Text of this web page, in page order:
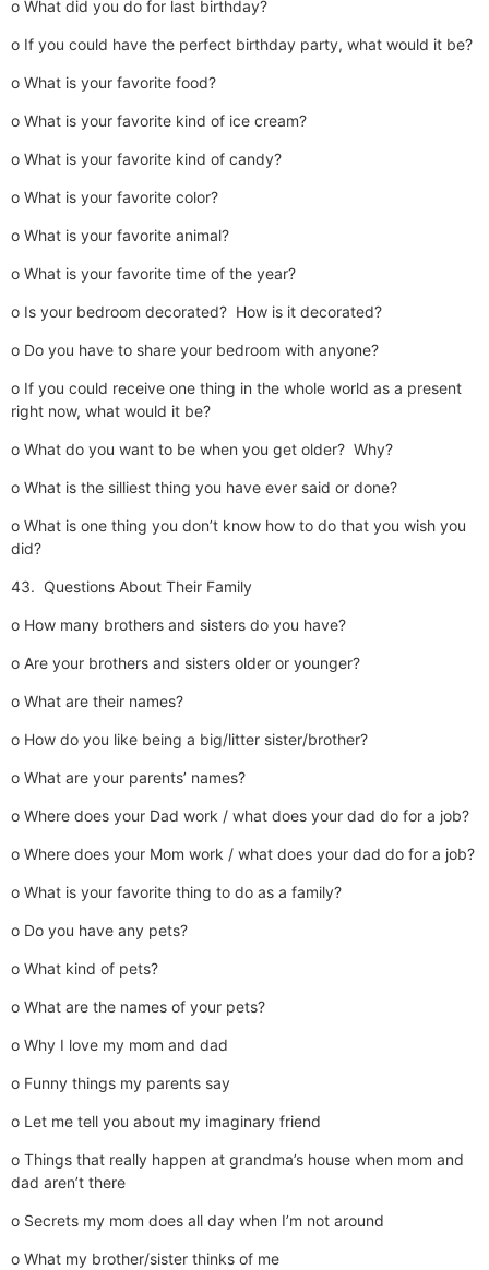
o What did you do for last birthday?
o If you could have the perfect birthday party, what would it be?
o What is your favorite food?
o What is your favorite kind of ice cream?
o What is your favorite kind of candy?
o What is your favorite color?
o What is your favorite animal?
o What is your favorite time of the year?
o Is your bedroom decorated? How is it decorated?
o Do you have to share your bedroom with anyone?
o If you could receive one thing in the whole world as a present
right now, what would it be?
o What do you want to be when you get older? Why?
o What is the silliest thing you have ever said or done?
o What is one thing you don’t know how to do that you wish you
did?
43. Questions About Their Family
o How many brothers and sisters do you have?
o Are your brothers and sisters older or younger?
o What are their names?
o How do you like being a big/litter sister/brother?
o What are your parents’ names?
o Where does your Dad work / what does your dad do for a job?
o Where does your Mom work / what does your dad do for a job?
o What is your favorite thing to do as a family?
o Do you have any pets?
o What kind of pets?
o What are the names of your pets?
o Why I love my mom and dad
o Funny things my parents say
o Let me tell you about my imaginary friend
o Things that really happen at grandma’s house when mom and
dad aren’t there
o Secrets my mom does all day when I’m not around
o What my brother/sister thinks of me